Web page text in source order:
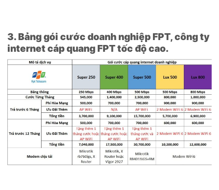
3. Bảng gói cước doanh nghiệp FPT, công ty
internet cáp quang FPT tốc độ cao.